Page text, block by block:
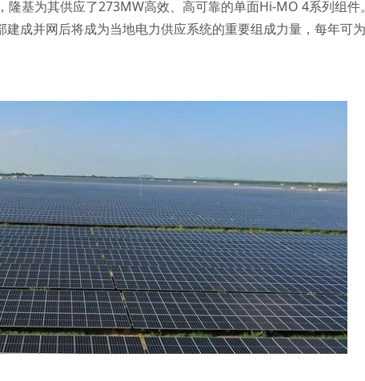
基为其供应了273MW高效、高可靠的单面Hi-MO 4系列组件
成并网后将成为当地电力供应系统的重要组成力量，每年可